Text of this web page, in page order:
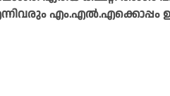
എം.എൽ.എക്കൊപ്പം